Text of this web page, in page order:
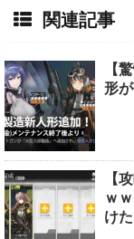
関連記事
【
形
【
ｗ
け